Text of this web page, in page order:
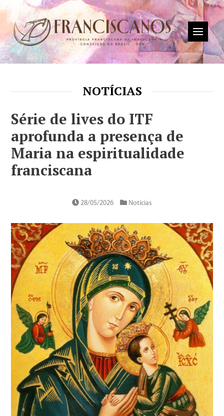
NOTÍCIAS
Série de lives do ITF
aprofunda a presença de
Maria na espiritualidade
franciscana
28/05/2026 Notícias